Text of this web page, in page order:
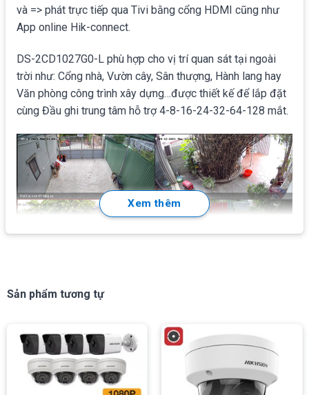
và => phát trực tiếp qua Tivi bằng cổng HDMI cũng như
App online Hik-connect.
DS-2CD1027G0-L phù hợp cho vị trí quan sát tại ngoài
trời như: Cổng nhà, Vườn cây, Sân thượng, Hành lang hay
Văn phòng công trình xây dựng…được thiết kế để lắp đặt
cùng Đầu ghi trung tâm hỗ trợ 4-8-16-24-32-64-128 mắt.
Giao diện xem trên màn hình 4 kênh của camera
Tính năngnổi bật
Mà người dùng thường quan tâm nhất ở camera IP ngoài
Xem thêm
Sản phẩm tương tự